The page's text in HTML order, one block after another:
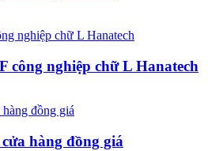
công nghiệp chữ L Hanatech
hàng đồng giá